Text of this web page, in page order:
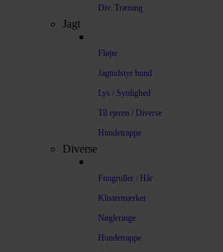
Div. Træning
Jagt
Fløjte
Jagtudstyr hund
Lys / Synlighed
Til ejeren / Diverse
Hundetrappe
Diverse
Fnugruller / Hår
Klistermærker
Nøgleringe
Hundetrappe